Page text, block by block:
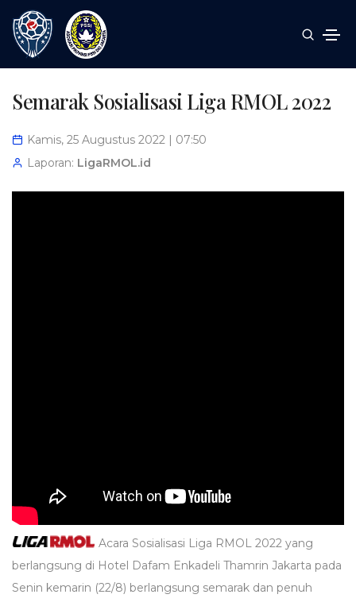
Semarak Sosialisasi Liga RMOL 2022
Kamis, 25 Augustus 2022 | 07:50
Laporan: LigaRMOL.id
Acara Sosialisasi Liga RMOL 2022 yang
berlangsung di Hotel Dafam Enkadeli Thamrin Jakarta pada
Senin kemarin (22/8) berlangsung semarak dan penuh